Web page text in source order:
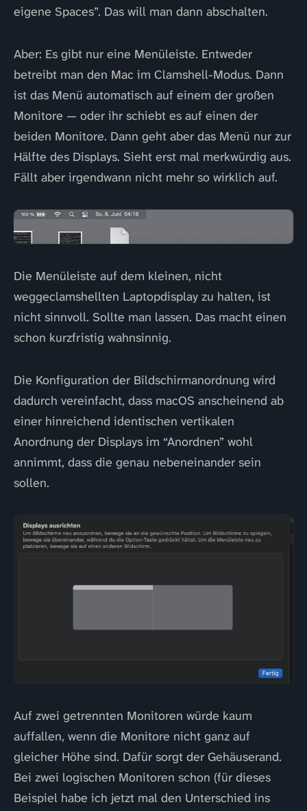
eigene Spaces”. Das will man dann abschalten.
Aber: Es gibt nur eine Menüleiste. Entweder
betreibt man den Mac im Clamshell-Modus. Dann
ist das Menü automatisch auf einem der großen
Monitore — oder ihr schiebt es auf einen der
beiden Monitore. Dann geht aber das Menü nur zur
Hälfte des Displays. Sieht erst mal merkwürdig aus.
Fällt aber irgendwann nicht mehr so wirklich auf.
Die Menüleiste auf dem kleinen, nicht
weggeclamshellten Laptopdisplay zu halten, ist
nicht sinnvoll. Sollte man lassen. Das macht einen
schon kurzfristig wahnsinnig.
Die Konfiguration der Bildschirmanordnung wird
dadurch vereinfacht, dass macOS anscheinend ab
einer hinreichend identischen vertikalen
Anordnung der Displays im “Anordnen” wohl
annimmt, dass die genau nebeneinander sein
sollen.
Auf zwei getrennten Monitoren würde kaum
auffallen, wenn die Monitore nicht ganz auf
gleicher Höhe sind. Dafür sorgt der Gehäuserand.
Bei zwei logischen Monitoren schon (für dieses
Beispiel habe ich jetzt mal den Unterschied ins